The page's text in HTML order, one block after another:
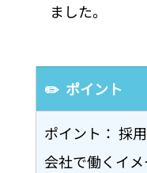
ました。
✏️  ポイント
ポイント： 採
会社で働くイ